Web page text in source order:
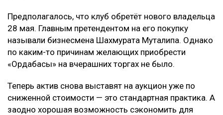
Предполагалось, что клуб обретёт нового владельца
28 мая. Главным претендентом на его покупку
называли бизнесмена Шахмурата Муталипа. Однако
по каким-то причинам желающих приобрести
«Ордабасы» на вчерашних торгах не было.
Теперь актив снова выставят на аукцион уже по
сниженной стоимости — это стандартная практика. А
заодно хорошая возможность сэкономить для